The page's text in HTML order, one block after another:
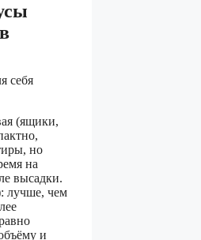
себя
(ящики,
но
на
высадки.
лучше, чем
и